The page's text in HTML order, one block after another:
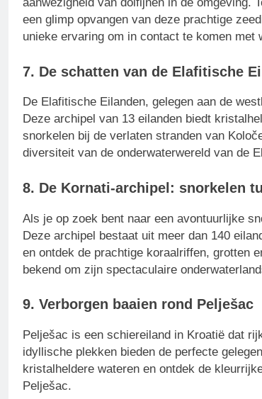
een glimp opvangen van deze prachtige
unieke ervaring om in contact te komen met
7. De schatten van de Elafitische
De Elafitische Eilanden, gelegen aan de
Deze archipel van 13 eilanden biedt
snorkelen bij de verlaten stranden van
diversiteit van de onderwaterwereld van de
8. De Kornati-archipel: snorkelen
Als je op zoek bent naar een avontuurlijke
Deze archipel bestaat uit meer dan 140
en ontdek de prachtige koraalriffen, grotten
bekend om zijn spectaculaire
9. Verborgen baaien rond Pelješac
Pelješac is een schiereiland in Kroatië dat
idyllische plekken bieden de perfecte
kristalheldere wateren en ontdek de
Pelješac.